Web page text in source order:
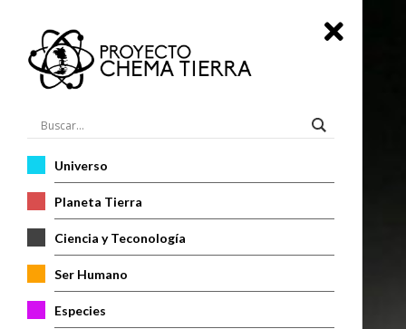
Universo
Planeta Tierra
Ciencia y Teconología
Ser Humano
Especies